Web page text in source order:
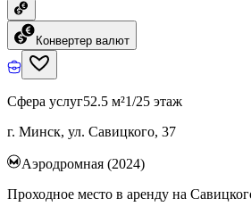
Конвертер валют
Сфера услуг52.5 м²1/25 этаж
г. Минск, ул. Савицкого, 37
Аэродромная (2024)
Проходное место в аренду на